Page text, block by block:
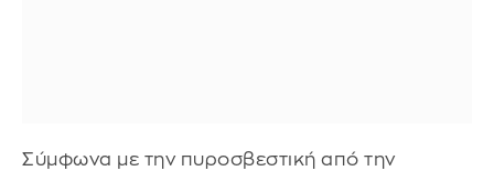
Σύμφωνα με την πυροσβεστική από την